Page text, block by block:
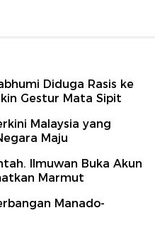
Diduga Rasis ke
Gestur Mata Sipit
Malaysia yang
Maju
Ilmuwan Buka Akun
Marmut
Manado-